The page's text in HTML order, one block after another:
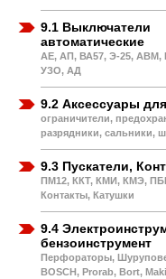
9.1 Выключатели
автоматические
АЕ, АП, ВА57, Э-25, АВМ,
УЗО, АД
9.2 Аксессуары
ограничители,
разрядники, сальники,
9.3 Пускатели,
ПМ12, ККТ, КМИ, КМЭ,
Контакты, Катушки
9.4
бензоинструмент
Перфораторы,
BOSCH, Prorab, Bort,